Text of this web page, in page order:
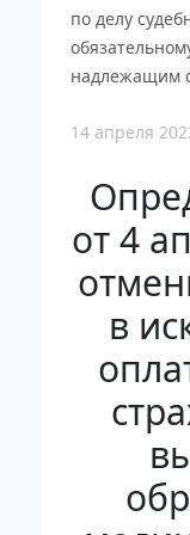
по делу
надлежащим
14 апреля
от 4
в